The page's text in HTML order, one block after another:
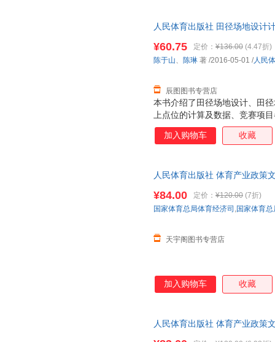
人民体育出版社 田径场地设计
换】
本书介绍了田径场地设计、田
上点位的计算及数据、竞赛项
的画法、非标准田径场的设计
和球类场地的参考图，内容具
¥60.75 定价： ¥136.00 (4.47折)
辰图图书专营店
陈于山、 陈琳 著 /2016-05-01 /人民
加入购物车 收藏
人民体育出版社 体育产业政策
询在线客服！
¥84.00 定价： ¥120.00 (7折)
天宇阁图书专营店
国家体育总局体育经济司 ,国家体育
加入购物车 收藏
人民体育出版社 体育产业政策